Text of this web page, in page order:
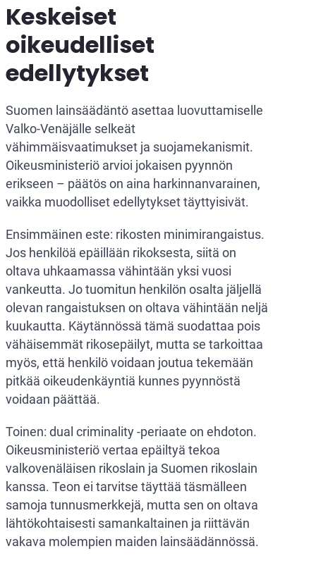
Keskeiset
oikeudelliset
edellytykset
Suomen lainsäädäntö asettaa luovuttamiselle
Valko-Venäjälle selkeät
vähimmäisvaatimukset ja suojamekanismit.
Oikeusministeriö arvioi jokaisen pyynnön
erikseen – päätös on aina harkinnanvarainen,
vaikka muodolliset edellytykset täyttyisivät.
Ensimmäinen este: rikosten minimirangaistus.
Jos henkilöä epäillään rikoksesta, siitä on
oltava uhkaamassa vähintään yksi vuosi
vankeutta. Jo tuomitun henkilön osalta jäljellä
olevan rangaistuksen on oltava vähintään neljä
kuukautta. Käytännössä tämä suodattaa pois
vähäisemmät rikosepäilyt, mutta se tarkoittaa
myös, että henkilö voidaan joutua tekemään
pitkää oikeudenkäyntiä kunnes pyynnöstä
voidaan päättää.
Toinen: dual criminality -periaate on ehdoton.
Oikeusministeriö vertaa epäiltyä tekoa
valkovenäläisen rikoslain ja Suomen rikoslain
kanssa. Teon ei tarvitse täyttää täsmälleen
samoja tunnusmerkkejä, mutta sen on oltava
lähtökohtaisesti samankaltainen ja riittävän
vakava molempien maiden lainsäädännössä.